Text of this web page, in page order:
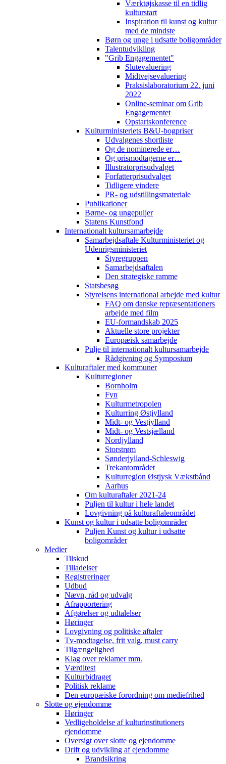
Værktøjskasse til en tidlig
kulturstart
Inspiration til kunst og kultur
med de mindste
Børn og unge i udsatte boligområder
Talentudvikling
"Grib Engagementet"
Slutevaluering
Midtvejsevaluering
Praksislaboratorium 22. juni
2022
Online-seminar om Grib
Engagementet
Opstartskonference
Kulturministeriets B&U-bogpriser
Udvalgenes shortliste
Og de nominerede er…
Og prismodtagerne er…
Illustratorprisudvalget
Forfatterprisudvalget
Tidligere vindere
PR- og udstillingsmateriale
Publikationer
Børne- og ungepuljer
Statens Kunstfond
Internationalt kultursamarbejde
Samarbejdsaftale Kulturministeriet og
Udenrigsministeriet
Styregruppen
Samarbejdsaftalen
Den strategiske ramme
Statsbesøg
Styrelsens international arbejde med kultur
FAQ om danske repræsentationers
arbejde med film
EU-formandskab 2025
Aktuelle store projekter
Europæisk samarbejde
Pulje til internationalt kultursamarbejde
Rådgivning og Symposium
Kulturaftaler med kommuner
Kulturregioner
Bornholm
Fyn
Kulturmetropolen
Kulturring Østjylland
Midt- og Vestjylland
Midt- og Vestsjælland
Nordjylland
Storstrøm
Sønderjylland-Schleswig
Trekantområdet
Kulturregion Østjysk Vækstbånd
Aarhus
Om kulturaftaler 2021-24
Puljen til kultur i hele landet
Lovgivning på kulturaftaleområdet
Kunst og kultur i udsatte boligområder
Puljen Kunst og kultur i udsatte
boligområder
Medier
Tilskud
Tilladelser
Registreringer
Udbud
Nævn, råd og udvalg
Afrapportering
Afgørelser og udtalelser
Høringer
Lovgivning og politiske aftaler
Tv-modtagelse, frit valg, must carry
Tilgængelighed
Klag over reklamer mm.
Værditest
Kulturbidraget
Politisk reklame
Den europæiske forordning om mediefrihed
Slotte og ejendomme
Høringer
Vedligeholdelse af kulturinstitutioners
ejendomme
Oversigt over slotte og ejendomme
Drift og udvikling af ejendomme
Brandsikring